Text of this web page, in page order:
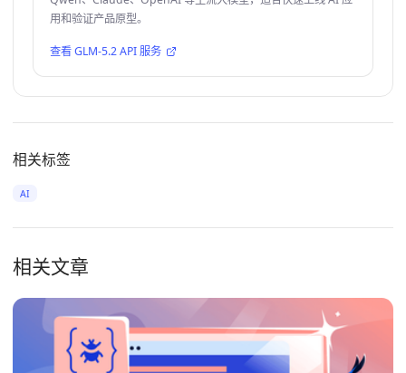
用和验证产品原型。
查看 GLM-5.2 API 服务
相关标签
AI
相关文章